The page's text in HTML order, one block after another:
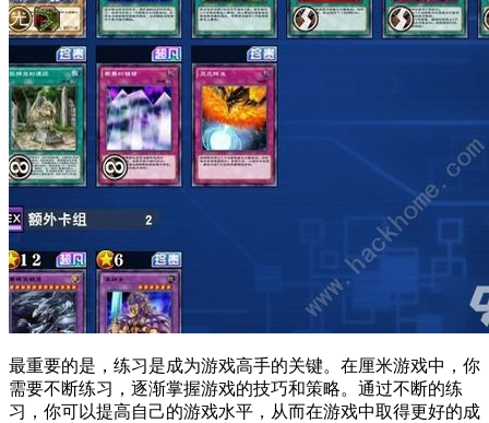
最重要的是，练习是成为游戏高手的关键。在厘米游戏中，你
需要不断练习，逐渐掌握游戏的技巧和策略。通过不断的练
习，你可以提高自己的游戏水平，从而在游戏中取得更好的成